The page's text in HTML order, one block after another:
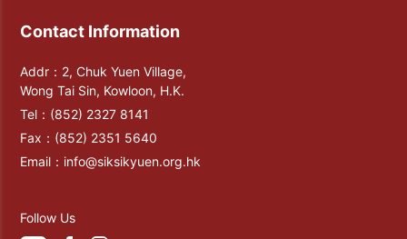
Contact Information
Addr：2, Chuk Yuen Village,
Wong Tai Sin, Kowloon, H.K.
Tel： (852) 2327 8141
Fax： (852) 2351 5640
Email： info@siksikyuen.org.hk
Follow Us